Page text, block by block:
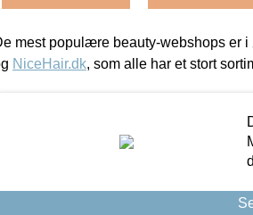
mest populære beauty-webshops er
NiceHair.dk, som alle har et stort